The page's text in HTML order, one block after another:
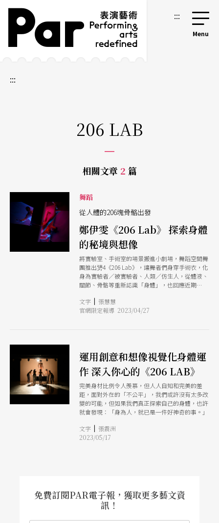
跳到主要內容區塊
網站導覽 :::
:::
206 LAB
相關文章 2 篇
舞蹈
從人體的206塊骨骼出發
鄭伊雯《206 Lab》 探索身體
的秘境與想像
將實驗室、手術室的場景搬進小劇場，舞蹈空間舞
團推出勥4《206 Lab》，讓舞者們身穿手術衣，化
身為實驗者／被實驗者、人類／仿生人，從體液、
關節、骨骼等重新認識「身體」，也回應近期
論。 編舞家鄭伊雯從去（2022）年11月帶著舞者
開讀書會、上課，以亞歷山大技巧為軸心，從生理
體的疾病與失去，「過了40歲，真的覺得身體不一
樣了，很多都失去了。」
文字 | 張慧慧
官網限定報導 2023/04/27
運用創意和想像視覺化身體運
作 深入你心的《206 LAB》
完美身材比例令人羨慕，但人人自知和完美的差
距，面對外在的「不公平」，我們或許沒有太多改
變的可能，但如果我們真正探索自己的身體，也許
就會發現：「身為人，就已是一件好神奇的事。」
文字 | 張震洲
2023/05/17
免費訂閱PAR電子報，獲取更多藝文資
訊！